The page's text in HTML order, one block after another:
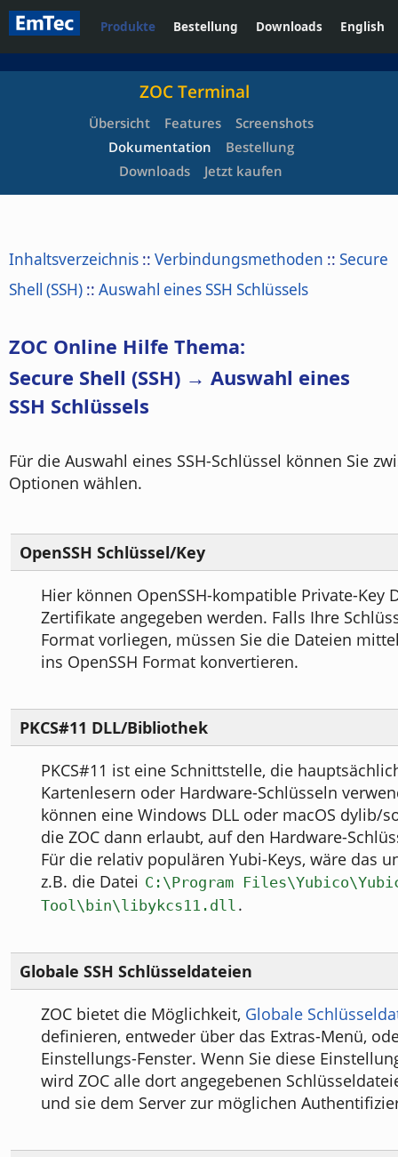
Produkte Bestellung Downloads English
ZOC Terminal
Übersicht Features
Screenshots
Dokumentation
Bestellung
Downloads
Jetzt kaufen
Inhaltsverzeichnis :: Verbindungsmethoden :: Secure
Shell (SSH) :: Auswahl eines SSH Schlüssels
ZOC Online Hilfe Thema:
Secure Shell (SSH) → Auswahl eines
SSH Schlüssels
Für die Auswahl eines SSH-Schlüssel können Sie
Optionen wählen.
OpenSSH Schlüssel/Key
Hier können OpenSSH-kompatible Private-Key
Zertifikate angegeben werden. Falls Ihre
Format vorliegen, müssen Sie die Dateien
ins OpenSSH Format konvertieren.
PKCS#11 DLL/Bibliothek
PKCS#11 ist eine Schnittstelle, die
Kartenlesern oder Hardware-Schlüsseln
können eine Windows DLL oder macOS dylib/
die ZOC dann erlaubt, auf den Hardware-
Für die relativ populären Yubi-Keys, wäre das
z.B. die Datei C:\Program
Tool\bin\libykcs11.dll .
Globale SSH Schlüsseldateien
ZOC bietet die Möglichkeit, Globale
definieren, entweder über das Extras-Menü,
Einstellungs-Fenster. Wenn Sie diese
wird ZOC alle dort angegebenen
und sie dem Server zur möglichen